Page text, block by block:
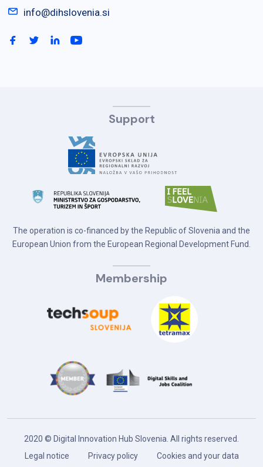
info@dihslovenia.si
Support
The operation is co-financed by the Republic of Slovenia and the
European Union from the European Regional Development Fund.
Membership
2020 © Digital Innovation Hub Slovenia. All rights reserved.
Legal notice
Privacy policy Cookies and your data